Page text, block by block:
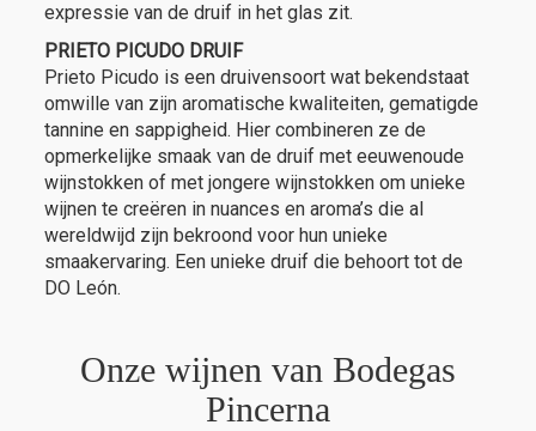
expressie van de druif in het glas zit.
PRIETO PICUDO DRUIF
Prieto Picudo is een druivensoort wat bekendstaat
omwille van zijn aromatische kwaliteiten, gematigde
tannine en sappigheid. Hier combineren ze de
opmerkelijke smaak van de druif met eeuwenoude
wijnstokken of met jongere wijnstokken om unieke
wijnen te creëren in nuances en aroma’s die al
wereldwijd zijn bekroond voor hun unieke
smaakervaring. Een unieke druif die behoort tot de
DO León.
Onze wijnen van Bodegas
Pincerna